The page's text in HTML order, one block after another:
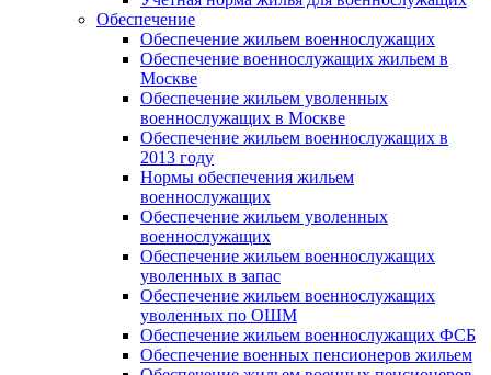
Обеспечение
Обеспечение жильем военнослужащих
Обеспечение военнослужащих жильем в
Москве
Обеспечение жильем уволенных
военнослужащих в Москве
Обеспечение жильем военнослужащих в
2013 году
Нормы обеспечения жильем
военнослужащих
Обеспечение жильем уволенных
военнослужащих
Обеспечение жильем военнослужащих
уволенных в запас
Обеспечение жильем военнослужащих
уволенных по ОШМ
Обеспечение жильем военнослужащих ФСБ
Обеспечение военных пенсионеров жильем